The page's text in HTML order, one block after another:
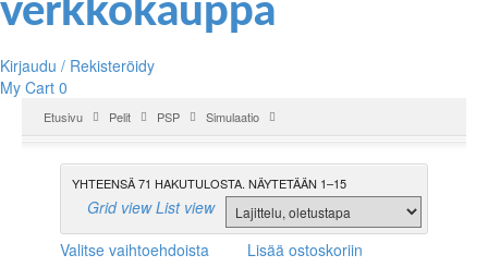
Kirjaudu / Rekisteröidy
My Cart 0
Etusivu Pelit PSP Simulaatio
YHTEENSÄ 71 HAKUTULOSTA. NÄYTETÄÄN 1–15
Grid view List view
Valitse vaihtoehdoista
Lisää ostoskoriin